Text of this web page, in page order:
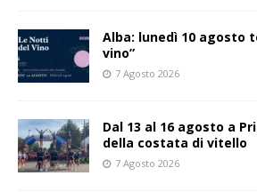
Alba: lunedì 10 agosto
vino”
7 Agosto 2026
Dal 13 al 16 agosto a
della costata di vitello
7 Agosto 2026